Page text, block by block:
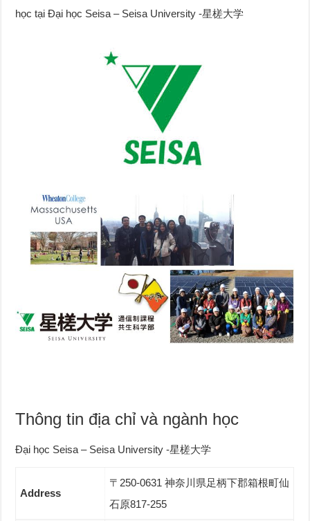
học tại Đại học Seisa – Seisa University -星槎大学
Thông tin địa chỉ và ngành học
Đại học Seisa – Seisa University -星槎大学
Address
〒250-0631 神奈川県足柄下郡箱根町仙
石原817-255